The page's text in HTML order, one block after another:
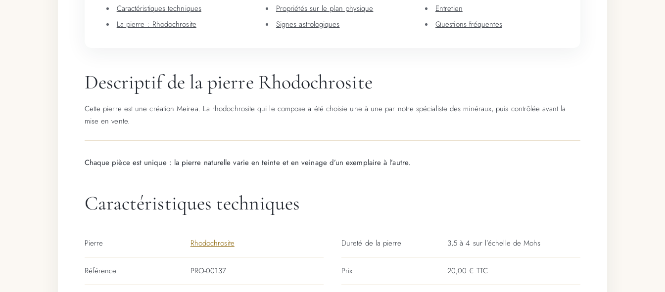
Caractéristiques techniques
La pierre : Rhodochrosite
Propriétés sur le plan physique
Signes astrologiques
Entretien
Questions fréquentes
Descriptif de la pierre Rhodochrosite
Cette pierre est une création Meirea. La rhodochrosite qui le compose a été choisie une à une par notre spécialiste des minéraux, puis contrôlée avant la
mise en vente.
Chaque pièce est unique : la pierre naturelle varie en teinte et en veinage d’un exemplaire à l’autre.
Caractéristiques techniques
Pierre Rhodochrosite Dureté de la pierre 3,5 à 4 sur l’échelle de Mohs
Référence PRO-00137 Prix 20,00 € TTC